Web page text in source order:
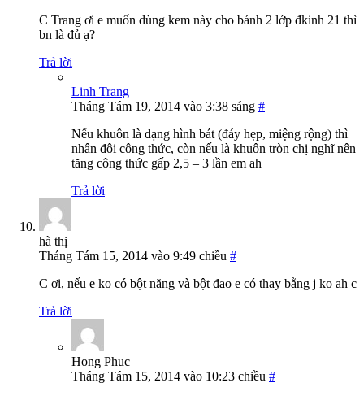
C Trang ơi e muốn dùng kem này cho bánh 2 lớp đkinh 21 thì
bn là đủ ạ?
Trả lời
Linh Trang
Tháng Tám 19, 2014 vào 3:38 sáng #
Nếu khuôn là dạng hình bát (đáy hẹp, miệng rộng) thì
nhân đôi công thức, còn nếu là khuôn tròn chị nghĩ nên
tăng công thức gấp 2,5 – 3 lần em ah
Trả lời
hà thị
Tháng Tám 15, 2014 vào 9:49 chiều #
C ơi, nếu e ko có bột năng và bột đao e có thay bằng j ko ah c
Trả lời
Hong Phuc
Tháng Tám 15, 2014 vào 10:23 chiều #